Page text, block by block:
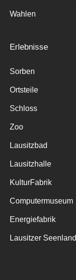
Wahlen
Erlebnisse
Sorben
Ortsteile
Schloss
Zoo
Lausitzbad
Lausitzhalle
KulturFabrik
Computermuseum
Energiefabrik
Lausitzer Seenland